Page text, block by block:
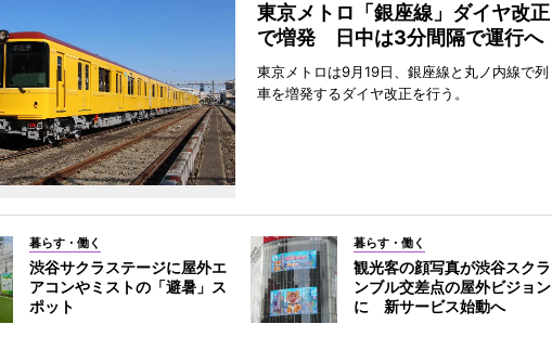
東京メトロ「銀座線」ダイヤ改正
で増発 日中は3分間隔で運行へ
東京メトロは9月19日、銀座線と丸ノ内線で列
車を増発するダイヤ改正を行う。
暮らす・働く
渋谷サクラステージに屋外エ
アコンやミストの「避暑」ス
ポット
暮らす・働く
観光客の顔写真が渋谷スクラ
ンブル交差点の屋外ビジョン
に 新サービス始動へ